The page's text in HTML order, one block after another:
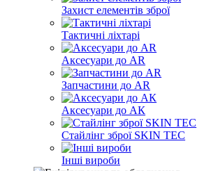
Захист елементів зброї
Тактичні ліхтарі
Аксесуари до AR
Запчастини до AR
Аксесуари до АК
Стайлінг зброї SKIN TEC
Інші вироби